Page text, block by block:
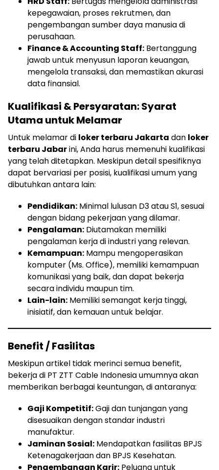
kepegawaian, proses rekrutmen, dan
pengembangan sumber daya manusia di
perusahaan.
Finance & Accounting Staff: Bertanggung
jawab untuk menyusun laporan keuangan,
mengelola transaksi, dan memastikan akurasi
data finansial.
Kualifikasi & Persyaratan: Syarat
Utama untuk Melamar
Untuk melamar di loker terbaru Jakarta dan loker
terbaru Jabarini, Anda harus memenuhi kualifikasi
yang telah ditetapkan. Meskipun detail spesifiknya
dapat bervariasi per posisi, kualifikasi umum yang
dibutuhkan antara lain:
Pendidikan: Minimal lulusan D3 atau S1, sesuai
dengan bidang pekerjaan yang dilamar.
Pengalaman: Diutamakan memiliki
pengalaman kerja di industri yang relevan.
Kemampuan: Mampu mengoperasikan
komputer (Ms. Office), memiliki kemampuan
komunikasi yang baik, dan dapat bekerja
secara individu maupun tim.
Lain-lain: Memiliki semangat kerja tinggi,
inisiatif, dan kemauan untuk belajar.
Benefit / Fasilitas
Meskipun artikel tidak merinci semua benefit,
bekerja di PT ZTT Cable Indonesia umumnya akan
memberikan berbagai keuntungan, di antaranya:
Gaji Kompetitif:Gaji dan tunjangan yang
disesuaikan dengan standar industri
manufaktur.
Jaminan Sosial: Mendapatkan fasilitas BPJS
Ketenagakerjaan dan BPJS Kesehatan.
Pengembangan Karir: Peluang untuk